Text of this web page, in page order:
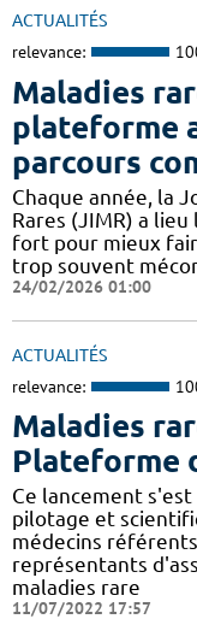
ACTUALITÉS
relevance:
Maladies
plateforme
parcours
Chaque année, la
Rares (JIMR) a lieu
fort pour mieux
trop souvent
24/02/2026 01:00
ACTUALITÉS
relevance:
Maladies
Plateforme
Ce lancement
pilotage et
médecins
représentants
maladies rare
11/07/2022 17:57